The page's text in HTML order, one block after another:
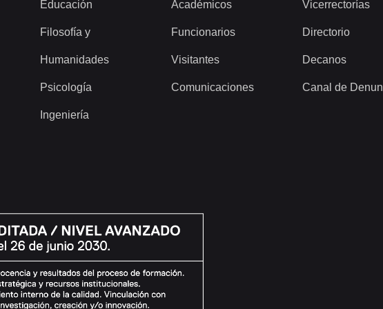
Educación
Filosofía y
Humanidades
Psicología
Ingeniería
Académicos
Funcionarios
Visitantes
Comunicaciones
Vicerrectorías
Directorio
Decanos
Canal de